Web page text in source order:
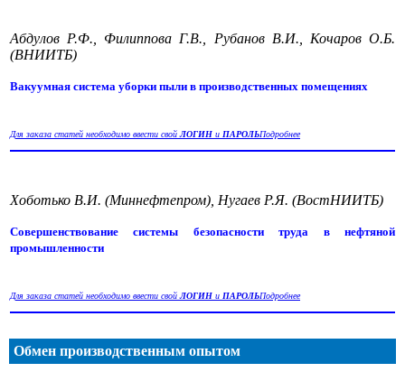
Абдулов Р.Ф., Филиппова Г.В., Рубанов В.И., Кочаров О.Б.
(ВНИИТБ)
Вакуумная система уборки пыли в производственных помещениях
Для заказа статей необходимо ввести свойЛОГИН и ПАРОЛЬПодробнее
Хоботько В.И. (Миннефтепром), Нугаев Р.Я. (ВостНИИТБ)
Совершенствование системы безопасности труда в нефтяной
промышленности
Для заказа статей необходимо ввести свойЛОГИН и ПАРОЛЬПодробнее
Обмен производственным опытом